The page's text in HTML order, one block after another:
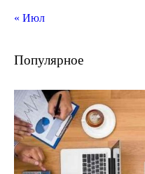
« Июл
Популярное